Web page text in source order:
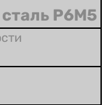
Р6М5